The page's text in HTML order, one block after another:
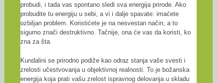
probudi, i tada vas spontano sledi sva energija prirode. Ako
probudite tu energiju u sebi, a vi i dalje spavate: imaćete
ozbiljan problem. Koristićete je na nesvestan način, a to
sigurno znači destruktivno. Tačnije, ona će vas da koristi, ko
zna za šta.
Kundalini se prirodno podiže kao odraz stanja vaše svesti i
zrelosti učestvovanja u objektivnoj realnosti. To je božanska
energija koja prati vašu zrelost ispravnog delovanja u skladu